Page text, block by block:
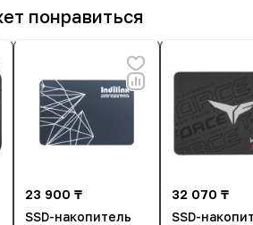
понравиться
23 900 ₸
SSD-накопитель
32 070 ₸
SSD-